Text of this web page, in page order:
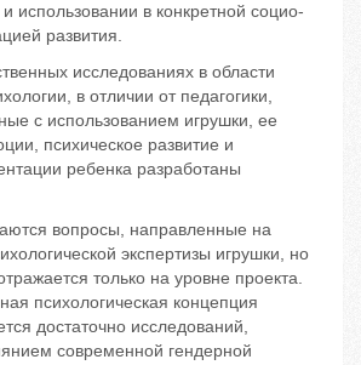
и использовании в конкретной социо-
развития.
исследованиях в области
в отличии от педагогики,
с использованием игрушки, ее
психическое развитие и
ребенка разработаны
вопросы, направленные на
экспертизы игрушки, но
только на уровне проекта.
психологическая концепция
достаточно исследований,
современной гендерной